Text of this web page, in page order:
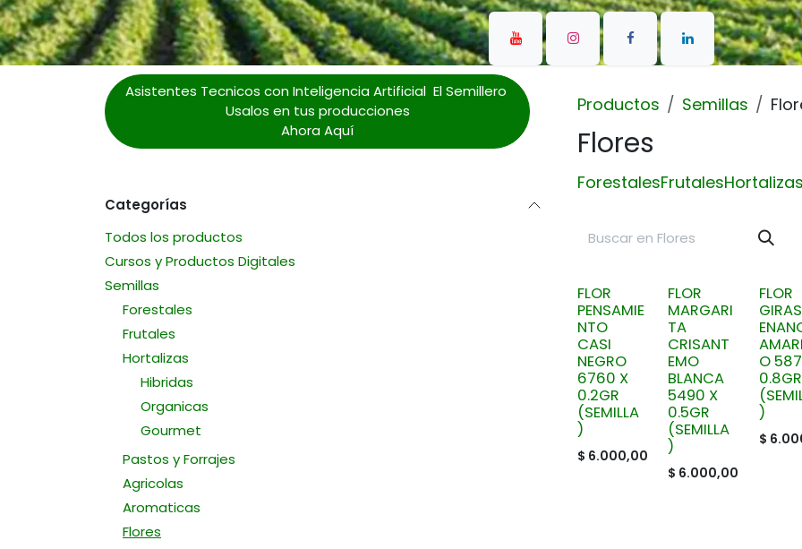
Asistentes Tecnicos con Inteligencia Artificial El Semillero
Usalos en tus producciones
Ahora Aquí
Categorías
Todos los productos
Cursos y Productos Digitales
Semillas
Forestales
Frutales
Hortalizas
Hibridas
Organicas
Gourmet
Pastos y Forrajes
Agricolas
Aromaticas
Flores
Productos Semillas
Flores
ForestalesFrutalesHortalizas
FLOR
PENSAMIE
NTO
CASI
NEGRO
6760 X
0.2GR
(SEMILLA
)
$ 6.000,00
FLOR
MARGARI
TA
CRISANT
EMO
BLANCA
5490 X
0.5GR
(SEMILLA
)
$ 6.000,00
FLOR
O
0.8GR
)
$